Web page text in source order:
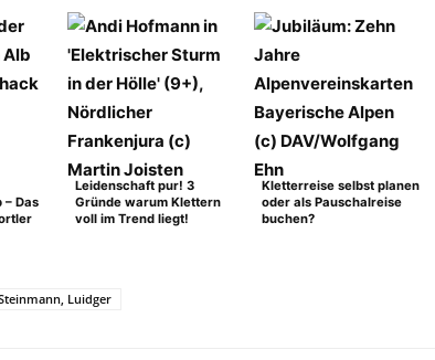
– Das
Leidenschaft pur! 3
Gründe warum Klettern
voll im Trend liegt!
Kletterreise selbst planen
oder als Pauschalreise
buchen?
Luidger